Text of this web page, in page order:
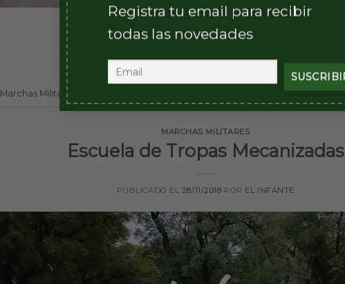
Registra tu email para recibir
todas las novedades
Marchas Militares
MARCHAS MILITARES
Escuela de Tropas Mecanizadas
PUBLICADO EL 28/11/2018 POR EL INFANTE